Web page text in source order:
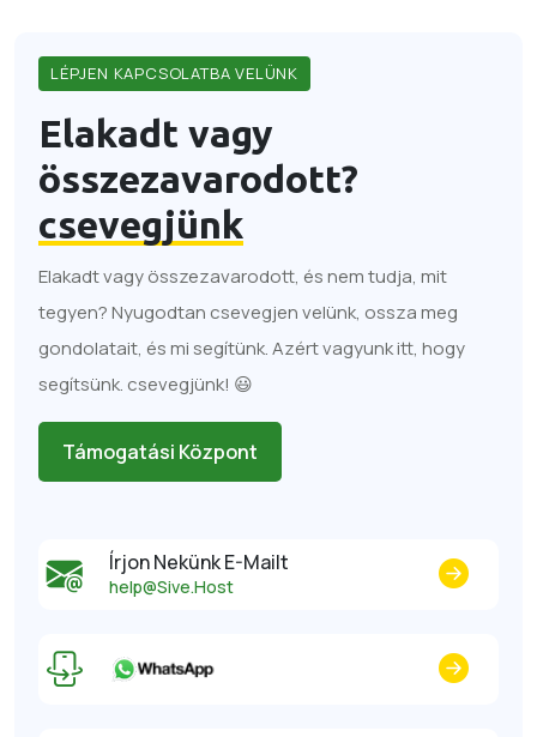
LÉPJEN KAPCSOLATBA VELÜNK
Elakadt vagy
összezavarodott?
csevegjünk
Elakadt vagy összezavarodott, és nem tudja, mit
tegyen? Nyugodtan csevegjen velünk, ossza meg
gondolatait, és mi segítünk. Azért vagyunk itt, hogy
segítsünk. csevegjünk! 😃
Támogatási Központ
Írjon Nekünk E-Mailt
help@Sive.Host